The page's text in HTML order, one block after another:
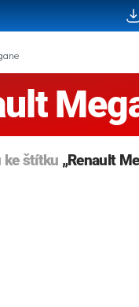
ke štítku „Renault